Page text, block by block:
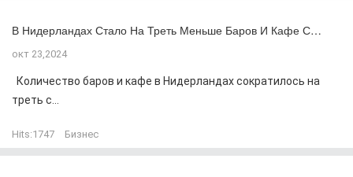
В Нидерландах Стало На Треть Меньше Баров И Кафе С…
окт 23,2024
Количество баров и кафе в Нидерландах сократилось на
треть с...
Hits:1747 Бизнес